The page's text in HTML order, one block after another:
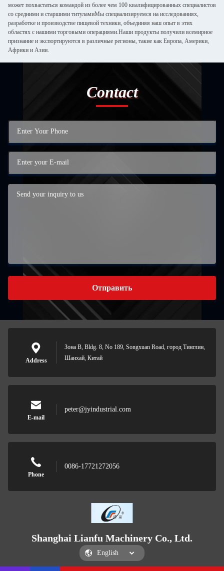
может похвастаться командой из более чем 100 квалифицированных специалистов
со средними и старшими титуламиМы специализируемся на исследованиях,
разработке и производстве пищевой техники, объединяя наш опыт в этих
областях с нашими торговыми операциями.Наши продукты получили всемирное
признание и экспортируются в различные регионы, такие как Европа, Америки,
Африки и Азии.
Contact
Отправить
Address
Зона B, Bldg. 8, No 189, Songxuan Road, город Тинглин,
Шанхай, Китай
E-mail
peter@jyindustrial.com
Phone
0086-17721272056
Shanghai Lianfu Machinery Co., Ltd.